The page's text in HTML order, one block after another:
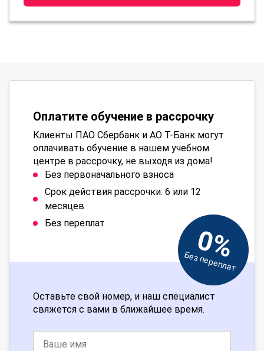
Оплатите обучение в рассрочку
Клиенты ПАО Сбербанк и АО Т-Банк могут
оплачивать обучение в нашем учебном
центре в рассрочку, не выходя из дома!
Без первоначального взноса
Срок действия рассрочки: 6 или 12
месяцев
Без переплат
0%
Без переплат
Оставьте свой номер, и наш специалист
свяжется с вами в ближайшее время.